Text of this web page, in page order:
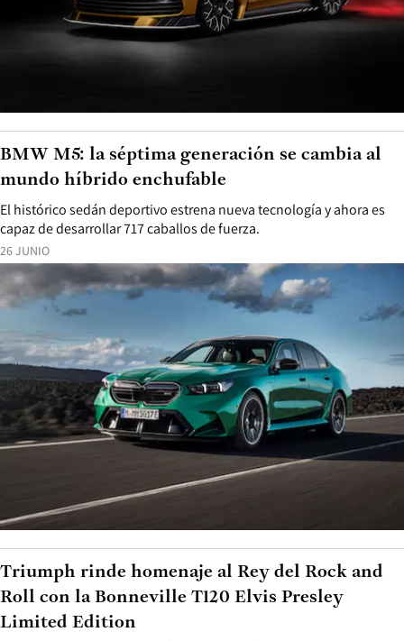
26 JUNIO
El histórico sedán deportivo estrena nueva tecnología y ahora es
capaz de desarrollar 717 caballos de fuerza.
BMW M5: la séptima generación se cambia al
mundo híbrido enchufable
Triumph rinde homenaje al Rey del Rock and
Roll con la Bonneville T120 Elvis Presley
Limited Edition